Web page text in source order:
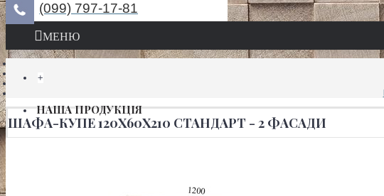
(099) 797-17-81
МЕНЮ
+
НАША ПРОДУКЦІЯ
ШАФА-КУПЕ 120Х60Х210 СТАНДАРТ - 2 ФАСАДИ